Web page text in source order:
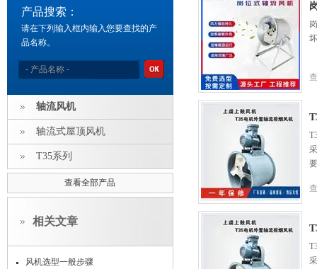
产品搜索：
请在下列输入框内输入您要查找的产
品名称。
轴流风机
轴流式屋顶风机
T35系列
查看全部产品
相关文章
风机选型一般步骤